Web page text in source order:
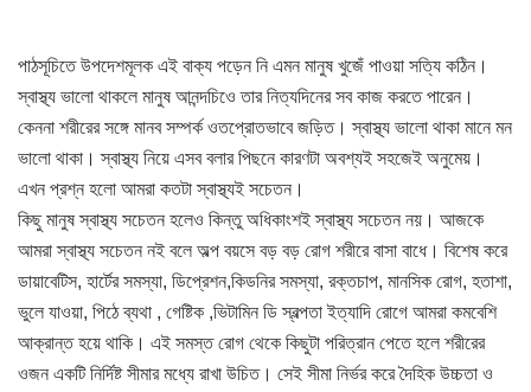
পাঠসূচিতে উপদেশমূলক এই বাক্য পড়েন নি এমন মানুষ খুজেঁ পাওয়া সত্যি কঠিন।
স্বাস্থ্য ভালো থাকলে মানুষ আনন্দচিওে তার নিত্যদিনের সব কাজ করতে পারেন।
কেননা শরীরের সঙ্গে মানব সম্পর্ক ওতপ্রোতভাবে জড়িত। স্বাস্থ্য ভালো থাকা মানে মন
ভালো থাকা। স্বাস্থ্য নিয়ে এসব বলার পিছনে কারণটা অবশ্যই সহজেই অনুমেয়।
এখন প্রশ্ন হলো আমরা কতটা স্বাস্থ্যই সচেতন।
কিছু মানুষ স্বাস্থ্য সচেতন হলেও কিন্তু অধিকাংশই স্বাস্থ্য সচেতন নয়। আজকে
আমরা স্বাস্থ্য সচেতন নই বলে অল্প বয়সে বড় বড় রোগ শরীরে বাসা বাধে। বিশেষ করে
ডায়াবেটিস, হার্টের সমস্যা, ডিপ্রেশন,কিডনির সমস্যা, রক্তচাপ, মানসিক রোগ, হতাশা,
ভুলে যাওয়া, পিঠে ব্যথা , গেষ্টিক ,ভিটামিন ডি স্বল্পতা ইত্যাদি রোগে আমরা কমবেশি
আক্রান্ত হয়ে থাকি। এই সমস্ত রোগ থেকে কিছুটা পরিত্রান পেতে হলে শরীরের
ওজন একটি নির্দিষ্ট সীমার মধ্যে রাখা উচিত। সেই সীমা নির্ভর করে দৈহিক উচ্চতা ও